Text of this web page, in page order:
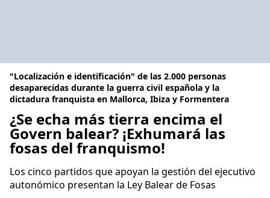
"Localización e identificación" de las 2.000 personas
desaparecidas durante la guerra civil española y la
dictadura franquista en Mallorca, Ibiza y Formentera
¿Se echa más tierra encima el
Govern balear? ¡Exhumará las
fosas del franquismo!
Los cinco partidos que apoyan la gestión del ejecutivo
autonómico presentan la Ley Balear de Fosas